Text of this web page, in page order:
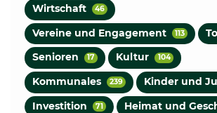
Wirtschaft 46
Vereine und Engagement 113
Senioren 17 Kultur 104
Kommunales 239 Kinder und
Investition 71 Heimat und